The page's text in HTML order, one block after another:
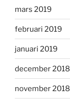
mars 2019
februari 2019
januari 2019
december 2018
november 2018